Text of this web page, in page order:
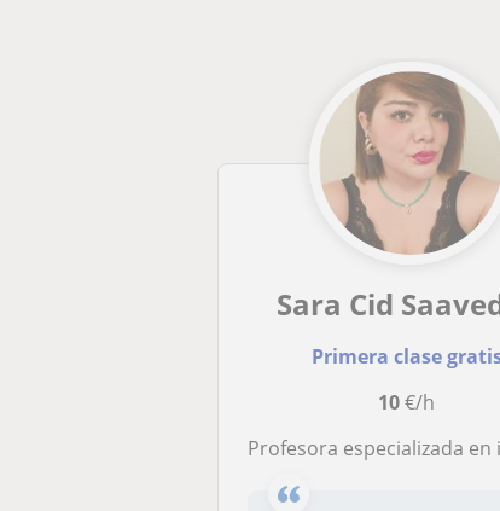
Sara Cid
Primera clase
10€/h
Profesora especializada en idiomas, ciencias, educación especial, técnicas de estudio y